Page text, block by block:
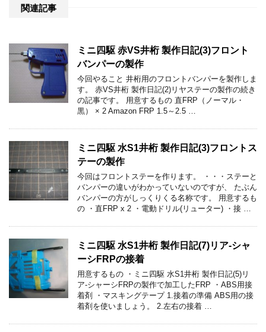
関連記事
ミニ四駆 赤VS井桁 製作日記(3)フロント
バンパーの製作
今回やること 井桁用のフロントバンパーを製作しま
す。 赤VS井桁 製作日記(2)リヤステーの製作の続き
の記事です。 用意するもの 直FRP（ノーマル・
黒） × 2 Amazon FRP 1.5～2.5 …
ミニ四駆 水S1井桁 製作日記(3)フロントス
テーの製作
今回はフロントステーを作ります。 ・・・ステーと
バンパーの違いがわかっていないのですが、 たぶん
バンパーの方がしっくりくる名称です。 用意するも
の ・直FRP x 2 ・電動ドリル(リューター) ・接 …
ミニ四駆 水S1井桁 製作日記(7)リア-シャ
ーシFRPの接着
用意するもの ・ミニ四駆 水S1井桁 製作日記(5)リ
ア-シャーシFRPの製作で加工したFRP ・ABS用接
着剤 ・マスキングテープ 1.接着の準備 ABS用の接
着剤を使いましょう。 2.左右の接着 …